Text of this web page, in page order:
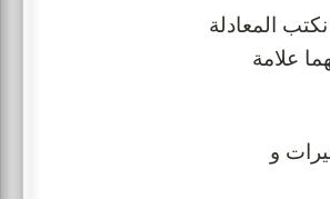
المعادلة
علامة
و